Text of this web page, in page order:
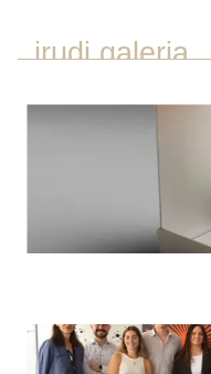
irudi galeria